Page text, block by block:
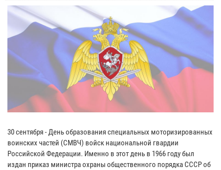
30 сентября - День образования специальных моторизированных
воинских частей (СМВЧ) войск национальной гвардии
Российской Федерации. Именно в этот день в 1966 году был
издан приказ министра охраны общественного порядка СССР об